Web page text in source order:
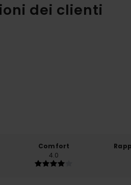
dei clienti
Comfort
4.0